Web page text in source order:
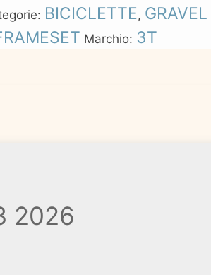
BICICLETTE, GRAVEL
Marchio: 3T
2026